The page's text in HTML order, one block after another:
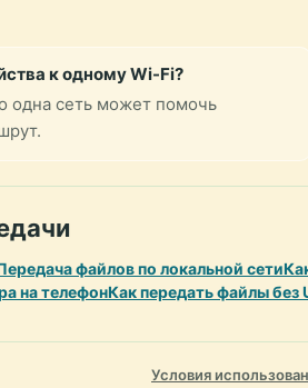
к одному Wi-Fi?
одна сеть может помочь
файлов по локальной сети
на телефонКак передать файлы без
Условия